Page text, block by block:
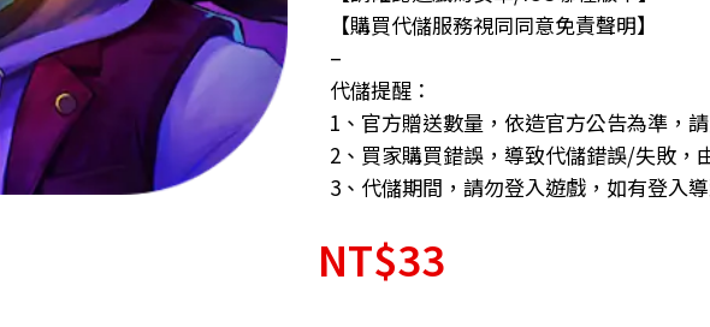
【購買代儲服務視同同意免責聲明】
–
代儲提醒：
1、官方贈送數量，依造官方公告為準，
2、買家購買錯誤，導致代儲錯誤/失敗，
3、代儲期間，請勿登入遊戲，如有登入
NT$33